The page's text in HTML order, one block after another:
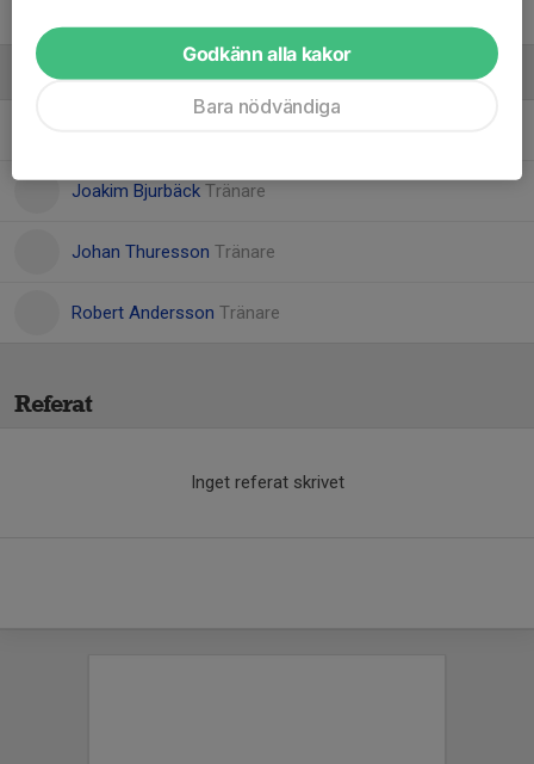
Ledare
Joakim Bjurbäck Tränare
Johan Thuresson Tränare
Robert Andersson Tränare
Referat
Inget referat skrivet
Godkänn alla kakor
Bara nödvändiga